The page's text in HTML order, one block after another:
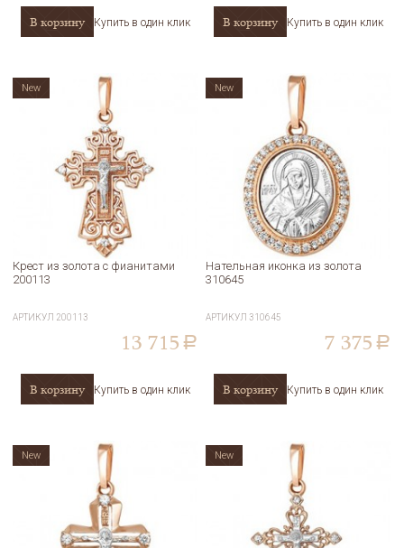
В корзину Купить в один клик В корзину Купить в один клик
Крест из золота с фианитами
200113
АРТИКУЛ 200113
13 715 a
В корзину Купить в один клик
New
Нательная иконка из золота
310645
АРТИКУЛ 310645
7 375 a
В корзину Купить в один клик
New
New New